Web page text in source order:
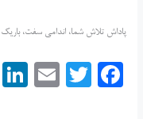
پاداش تلاش شما، اندامی سفت، باریک
F
T
E